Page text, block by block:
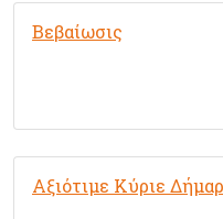
Βεβαίωσις
Αξιότιμε Κύριε